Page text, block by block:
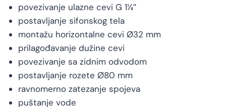
povezivanje ulazne cevi G 1¼″
postavljanje sifonskog tela
montažu horizontalne cevi Ø32 mm
prilagođavanje dužine cevi
povezivanje sa zidnim odvodom
postavljanje rozete Ø80 mm
ravnomerno zatezanje spojeva
puštanje vode